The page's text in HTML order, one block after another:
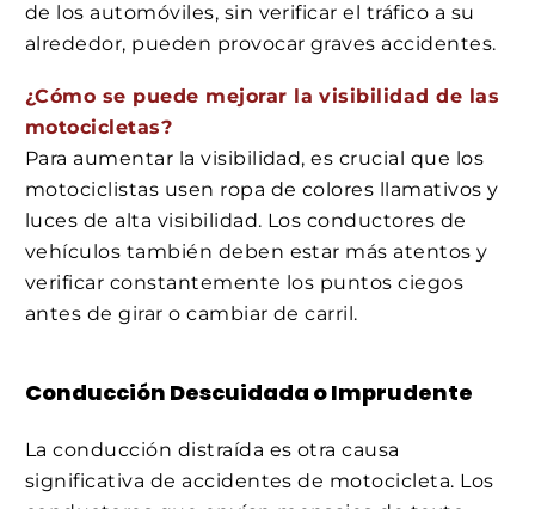
de los automóviles, sin verificar el tráfico a su
alrededor, pueden provocar graves accidentes.
¿Cómo se puede mejorar la visibilidad de las
motocicletas?
Para aumentar la visibilidad, es crucial que los
motociclistas usen ropa de colores llamativos y
luces de alta visibilidad. Los conductores de
vehículos también deben estar más atentos y
verificar constantemente los puntos ciegos
antes de girar o cambiar de carril.
Conducción Descuidada o Imprudente
La conducción distraída es otra causa
significativa de accidentes de motocicleta. Los